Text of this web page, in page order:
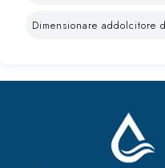
Dimensionare addolcitore